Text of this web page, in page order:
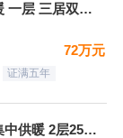
华阳路边 中医院旁 集中供暖 一层 三居双卫72万
72万元
证满五年
范阳路边 宜家旺 二康附近集中供暖 2层25万！